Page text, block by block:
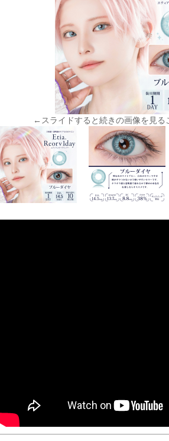
←スライドすると続きの画像を見